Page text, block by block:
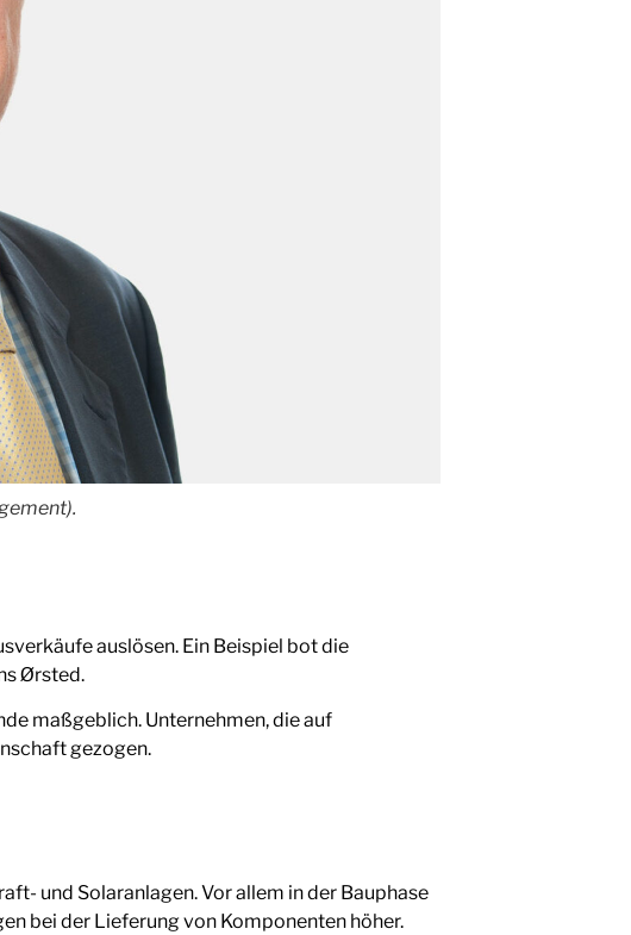
auslösen. Ein Beispiel bot die
Ørsted.
maßgeblich. Unternehmen, die auf
gezogen.
und Solaranlagen. Vor allem in der Bauphase
bei der Lieferung von Komponenten höher.